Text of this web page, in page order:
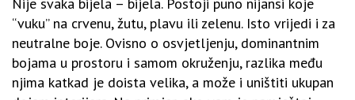
Nije svaka bijela – bijela. Postoji puno nijansi koje
“vuku” na crvenu, žutu, plavu ili zelenu. Isto vrijedi i za
neutralne boje. Ovisno o osvjetljenju, dominantnim
bojama u prostoru i samom okruženju, razlika među
njima katkad je doista velika, a može i uništiti ukupan